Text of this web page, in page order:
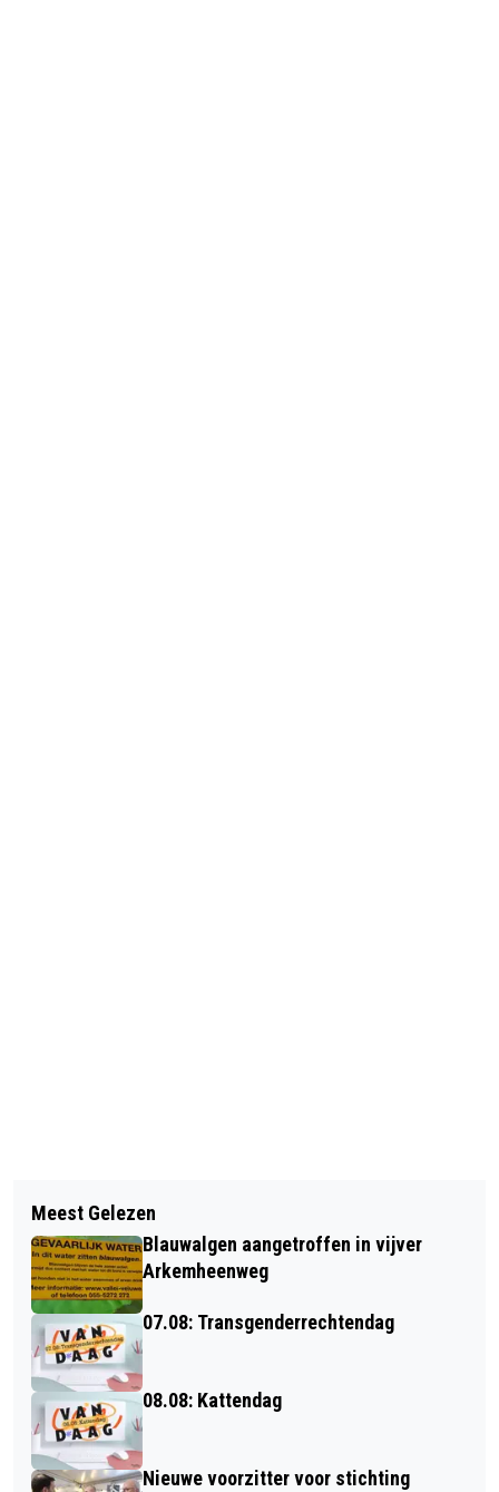
BADABOUNCERS OP HET WITTE DOEK
NEDERLANDS TOPMODEL VERA
LUIJENDIJK STRAALT OP DE BAFTA
GAMES AWARDS 2024
Meest Gelezen
Blauwalgen aangetroffen in vijver
Arkemheenweg
07.08: Transgenderrechtendag
08.08: Kattendag
Nieuwe voorzitter voor stichting